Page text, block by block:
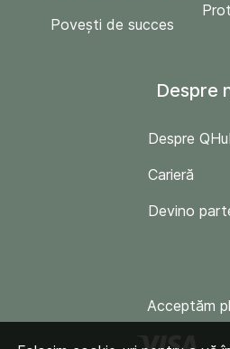
Povești de succes
Despre
Despre
Carieră
Devino
Acceptăm